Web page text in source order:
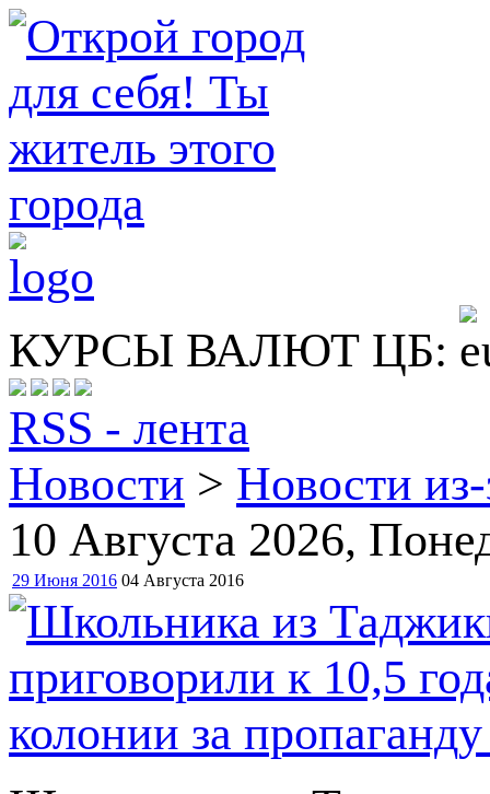
КУРСЫ ВАЛЮТ ЦБ:
RSS - лента
Новости > Новости
10 Августа 2026,
29 Июня 2016 04 Августа 2016